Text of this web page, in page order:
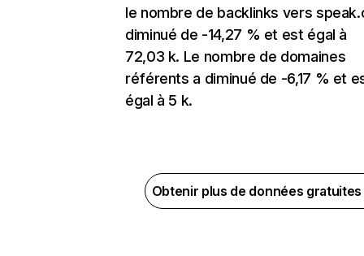
le nombre de backlinks vers
diminué de -14,27 % et est égal à
72,03 k. Le nombre de domaines
référents a diminué de -6,17 % et
égal à 5 k.
Obtenir plus de données